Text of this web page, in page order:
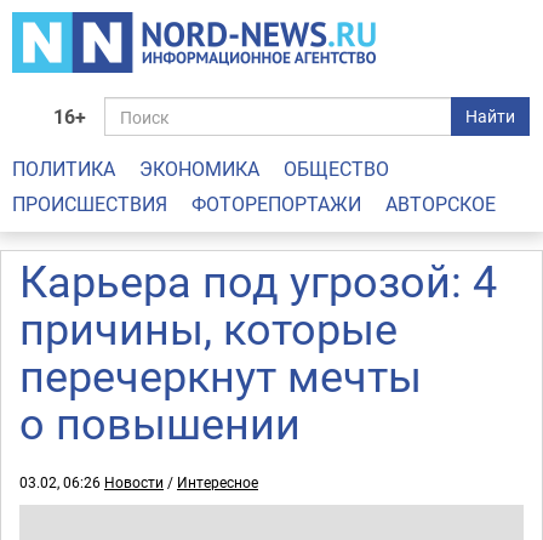
16+ Найти
ПОЛИТИКА ЭКОНОМИКА
ОБЩЕСТВО
ПРОИСШЕСТВИЯ
ФОТОРЕПОРТАЖИ АВТОРСКОЕ
Карьера под угрозой: 4
причины, которые
перечеркнут мечты
о повышении
03.02, 06:26 Новости / Интересное